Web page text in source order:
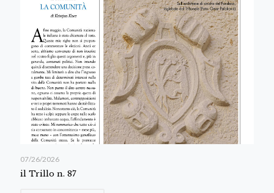
07/26/2026
il Trillo n. 87